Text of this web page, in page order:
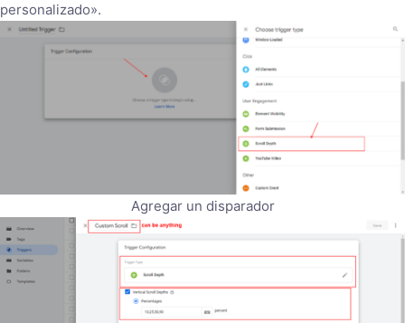
personalizado».
Agregar un disparador